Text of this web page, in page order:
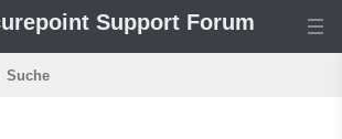
Support Forum
Suche